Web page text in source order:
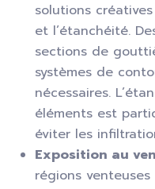
solutions
et l’étanchéité.
sections de
systèmes de
nécessaires.
éléments est
éviter les
Exposition au
régions